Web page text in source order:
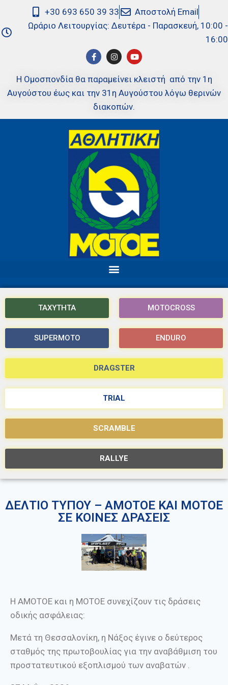
+30 693 650 39 33
Αποστολή Email
Ωράριο Λειτουργίας: Δευτέρα - Παρασκευή, 10:00 -
16:00
Η Ομοσπονδία θα παραμείνει κλειστή από την 1η
Αυγούστου έως και την 31η Αυγούστου λόγω θερινών
διακοπών.
ΤΑΧΥΤΗΤΑ MOTOCROSS
SUPERMOTO ENDURO
DRAGSTER
TRIAL
SCRAMBLE
RALLYE
ΔΕΛΤΙΟ ΤΥΠΟΥ – ΑΜΟΤΟΕ ΚΑΙ ΜΟΤΟΕ
ΣΕ ΚΟΙΝΕΣ ΔΡΑΣΕΙΣ
Η ΑΜΟΤΟΕ και η ΜΟΤΟΕ συνεχίζουν τις δράσεις
οδικής ασφάλειας:
Μετά τη Θεσσαλονίκη, η Νάξος έγινε ο δεύτερος
σταθμός της πρωτοβουλίας για την αναβάθμιση του
προστατευτικού εξοπλισμού των αναβατών .